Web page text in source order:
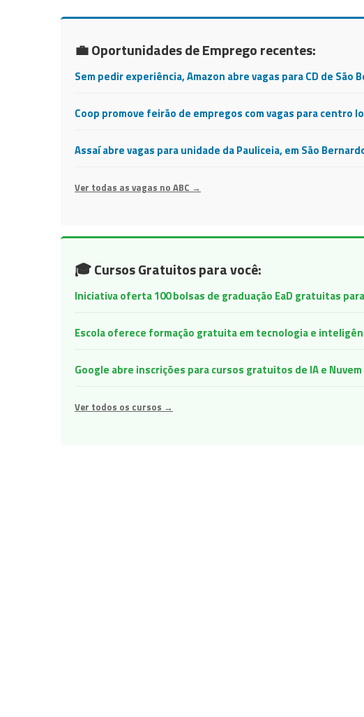
💼 Oportunidades de Emprego recentes:
Sem pedir experiência, Amazon abre vagas para CD de São
Coop promove feirão de empregos com vagas para centro
Assaí abre vagas para unidade da Pauliceia, em São
Ver todas as vagas no ABC →
🎓 Cursos Gratuitos para você:
Iniciativa oferta 100 bolsas de graduação EaD gratuitas
Escola oferece formação gratuita em tecnologia e
Google abre inscrições para cursos gratuitos de IA e
Ver todos os cursos →